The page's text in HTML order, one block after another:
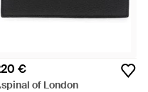
€
of London